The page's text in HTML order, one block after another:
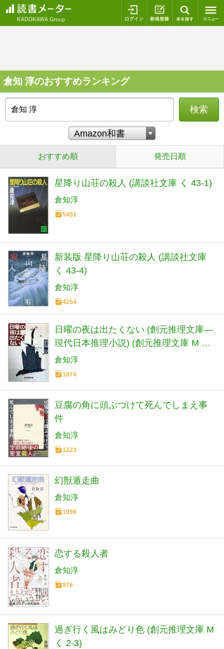
ログイン 新規登録
倉知 淳のおすすめランキング
検索
おすすめ順 発売日順
星降り山荘の殺人 (講談社文庫 く 43-1)
倉知淳
5451
新装版 星降り山荘の殺人 (講談社文庫
く 43-4)
倉知淳
4254
日曜の夜は出たくない (創元推理文庫―
現代日本推理小説) (創元推理文庫 M く
2-1)
倉知淳
1674
豆腐の角に頭ぶつけて死んでしまえ事
件
倉知淳
1223
幻獣遁走曲
倉知淳
1098
恋する殺人者
倉知淳
976
過ぎ行く風はみどり色 (創元推理文庫 M
く 2-3)